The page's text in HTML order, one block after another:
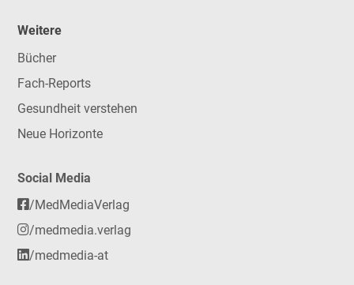
Weitere
Bücher
Fach-Reports
Gesundheit verstehen
Neue Horizonte
Social Media
/MedMediaVerlag
/medmedia.verlag
/medmedia-at